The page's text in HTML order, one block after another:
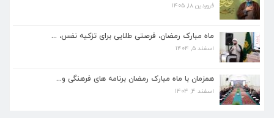
فروردین ۱۸, ۱۴۰۵
ماه مبارک رمضان، فرصتی طلایی برای تزکیه نفس، ...
اسفند ۵, ۱۴۰۴
همزمان با ماه مبارک رمضان برنامه های فرهنگی و...
اسفند ۴, ۱۴۰۴
ماه مبارک رمضان، فرصتی طلایی برای تزکیه نفس، ...
اسفند ۵, ۱۴۰۴
همزمان با ماه مبارک رمضان برنامه های فرهنگی و...
اسفند ۴, ۱۴۰۴